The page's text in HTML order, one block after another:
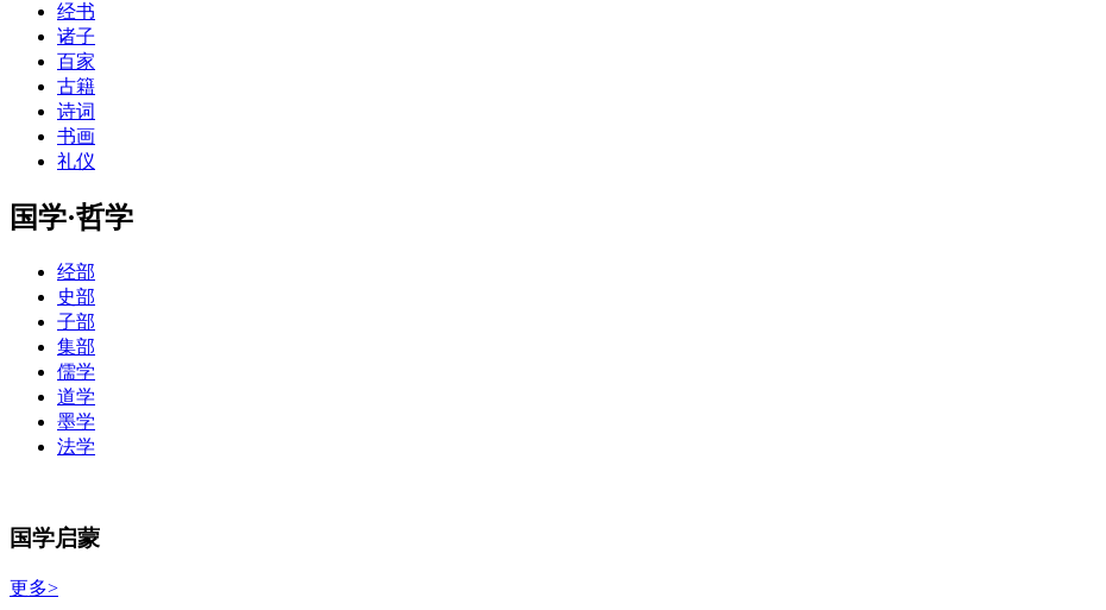
经书
诸子
百家
古籍
诗词
书画
礼仪
国学·哲学
经部
史部
子部
集部
儒学
道学
墨学
法学
国学启蒙
更多>